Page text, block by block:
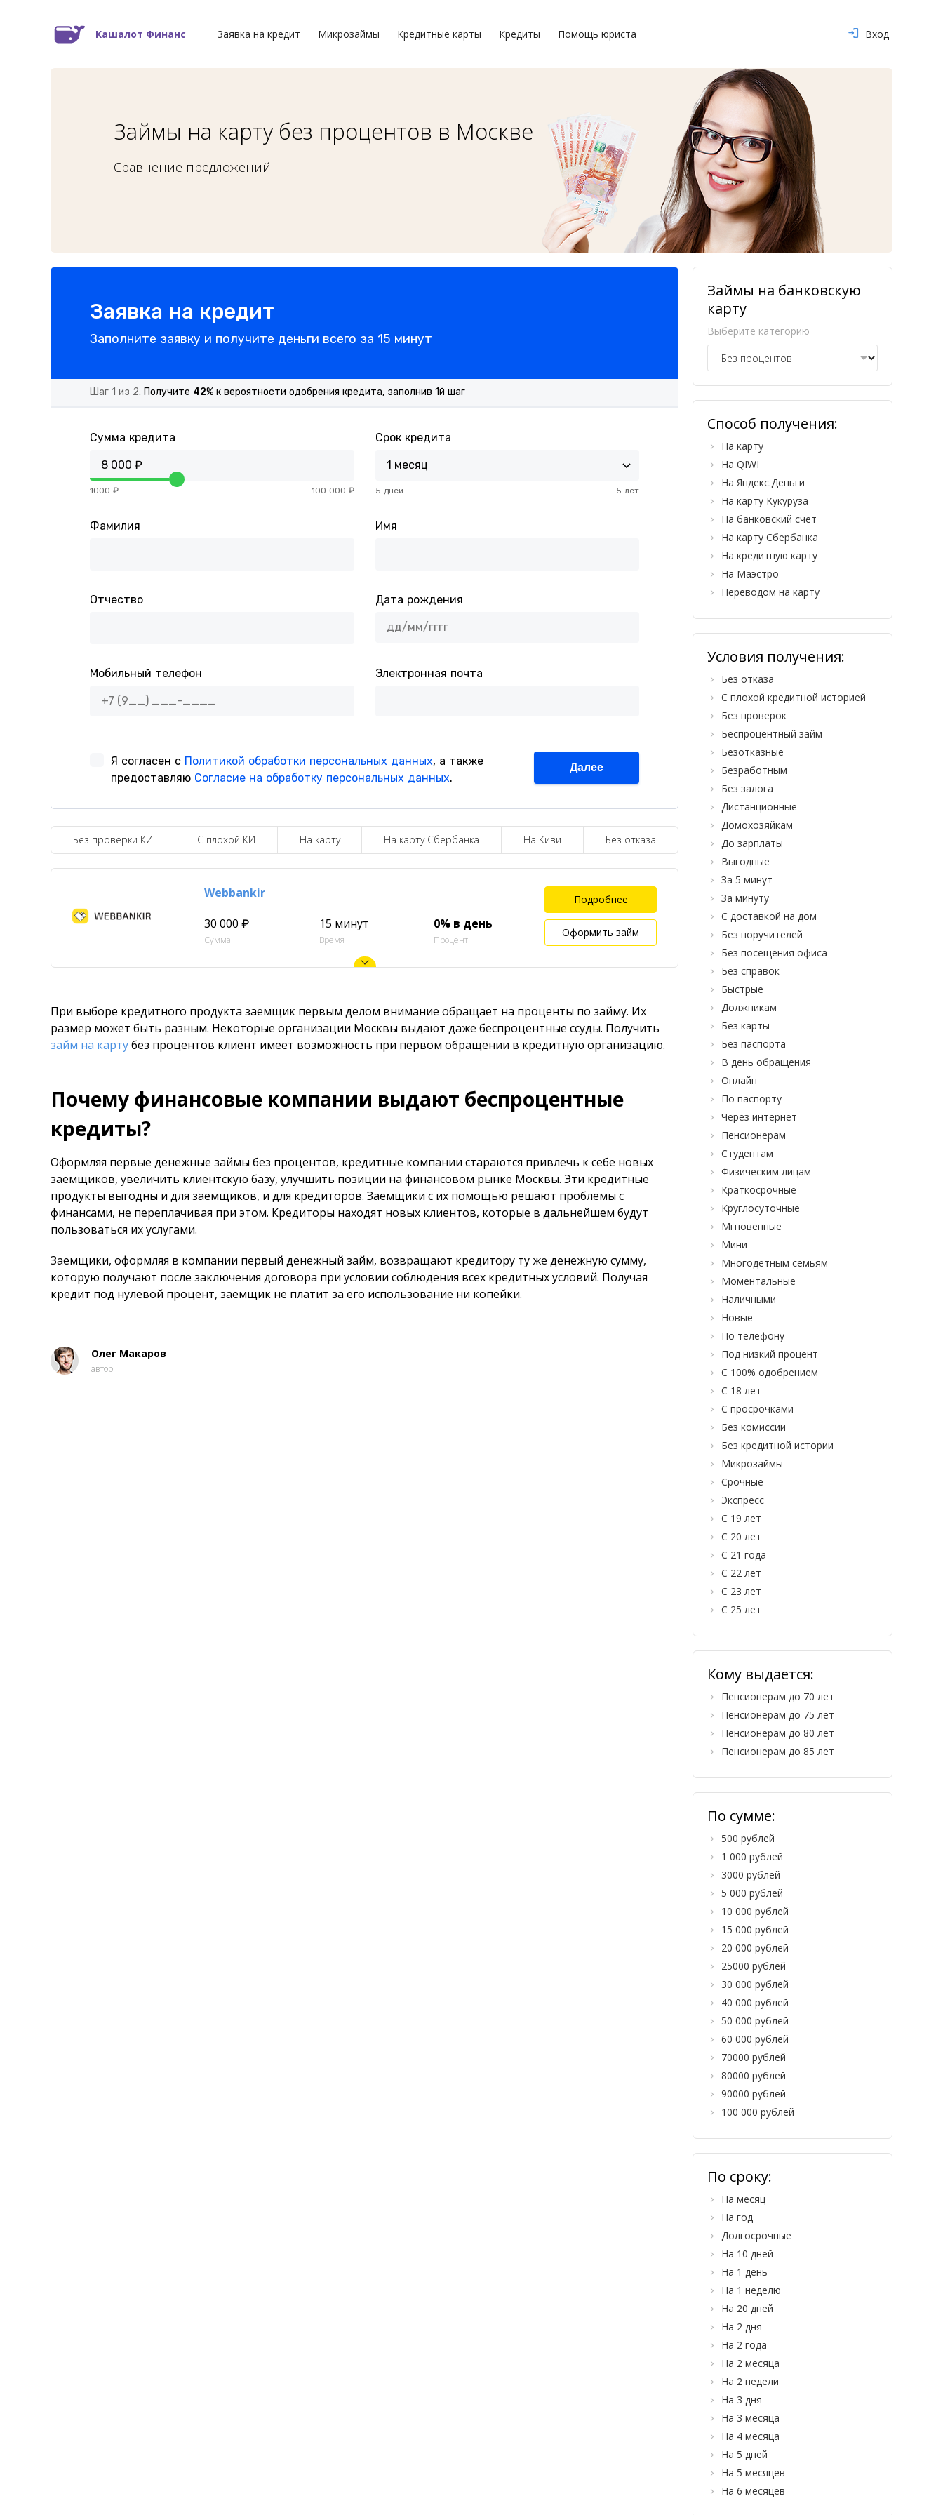
Кашалот Финанс Заявка на кредит Микрозаймы Кредитные карты Кредиты Помощь юриста Вход
Займы на карту без процентов в Москве
Сравнение предложений
Без проверки КИ С плохой КИ На карту На карту Сбербанка На Киви Без отказа
Webbankir
30 000 ₽
Сумма
15 минут
Время
0% в день
Процент
Подробнее
Оформить займ
При выборе кредитного продукта заемщик первым делом внимание обращает на проценты по займу. Их
размер может быть разным. Некоторые организации Москвы выдают даже беспроцентные ссуды. Получить
займ на картубез процентов клиент имеет возможность при первом обращении в кредитную организацию.
Почему финансовые компании выдают беспроцентные
кредиты?
Оформляя первые денежные займы без процентов, кредитные компании стараются привлечь к себе новых
заемщиков, увеличить клиентскую базу, улучшить позиции на финансовом рынке Москвы. Эти кредитные
продукты выгодны и для заемщиков, и для кредиторов. Заемщики с их помощью решают проблемы с
финансами, не переплачивая при этом. Кредиторы находят новых клиентов, которые в дальнейшем будут
пользоваться их услугами.
Заемщики, оформляя в компании первый денежный займ, возвращают кредитору ту же денежную сумму,
которую получают после заключения договора при условии соблюдения всех кредитных условий. Получая
кредит под нулевой процент, заемщик не платит за его использование ни копейки.
Олег Макаров
автор
Займы на банковскую
карту
Выберите категорию
Способ получения:
На карту
На QIWI
На Яндекс.Деньги
На карту Кукуруза
На банковский счет
На карту Сбербанка
На кредитную карту
На Маэстро
Переводом на карту
Условия получения:
Без отказа
С плохой кредитной историей
Без проверок
Беспроцентный займ
Безотказные
Безработным
Без залога
Дистанционные
Домохозяйкам
До зарплаты
Выгодные
За 5 минут
За минуту
С доставкой на дом
Без поручителей
Без посещения офиса
Без справок
Быстрые
Должникам
Без карты
Без паспорта
В день обращения
Онлайн
По паспорту
Через интернет
Пенсионерам
Студентам
Физическим лицам
Краткосрочные
Круглосуточные
Мгновенные
Мини
Многодетным семьям
Моментальные
Наличными
Новые
По телефону
Под низкий процент
С 100% одобрением
С 18 лет
С просрочками
Без комиссии
Без кредитной истории
Микрозаймы
Срочные
Экспресс
С 19 лет
С 20 лет
С 21 года
С 22 лет
С 23 лет
С 25 лет
Кому выдается:
Пенсионерам до 70 лет
Пенсионерам до 75 лет
Пенсионерам до 80 лет
Пенсионерам до 85 лет
По сумме:
500 рублей
1 000 рублей
3000 рублей
5 000 рублей
10 000 рублей
15 000 рублей
20 000 рублей
25000 рублей
30 000 рублей
40 000 рублей
50 000 рублей
60 000 рублей
70000 рублей
80000 рублей
90000 рублей
100 000 рублей
По сроку:
На месяц
На год
Долгосрочные
На 10 дней
На 1 день
На 1 неделю
На 20 дней
На 2 дня
На 2 года
На 2 месяца
На 2 недели
На 3 дня
На 3 месяца
На 4 месяца
На 5 дней
На 5 месяцев
На 6 месяцев